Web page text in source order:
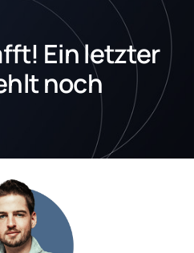
Fast geschafft! Ein letzter
noch